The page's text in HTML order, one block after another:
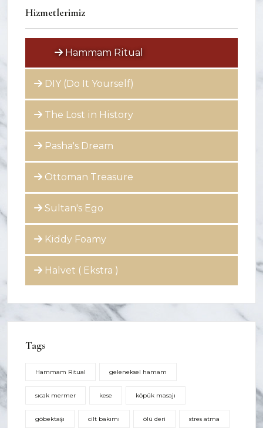
Hizmetlerimiz
Hammam Ritual
DIY (Do It Yourself)
The Lost in History
Pasha's Dream
Ottoman Treasure
Sultan's Ego
Kiddy Foamy
Halvet ( Ekstra )
Tags
Hammam Ritual geleneksel hamam
sıcak mermer kese köpük masajı
göbektaşı cilt bakımı ölü deri stres atma